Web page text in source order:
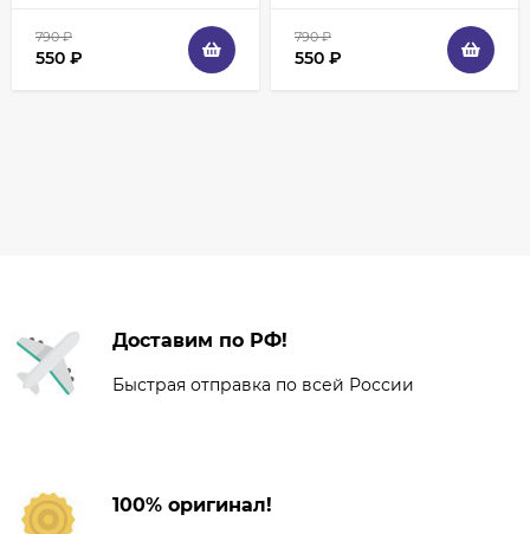
790₽
550 ₽
790₽
550 ₽
Доставим по РФ!
Быстрая отправка по всей России
100% оригинал!